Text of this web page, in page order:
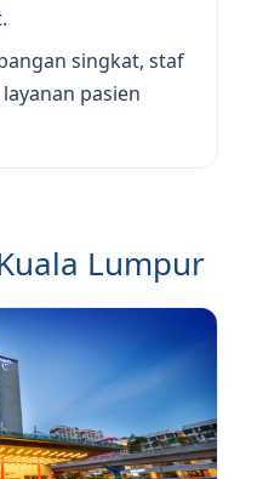
singkat, staf
pasien
Lumpur